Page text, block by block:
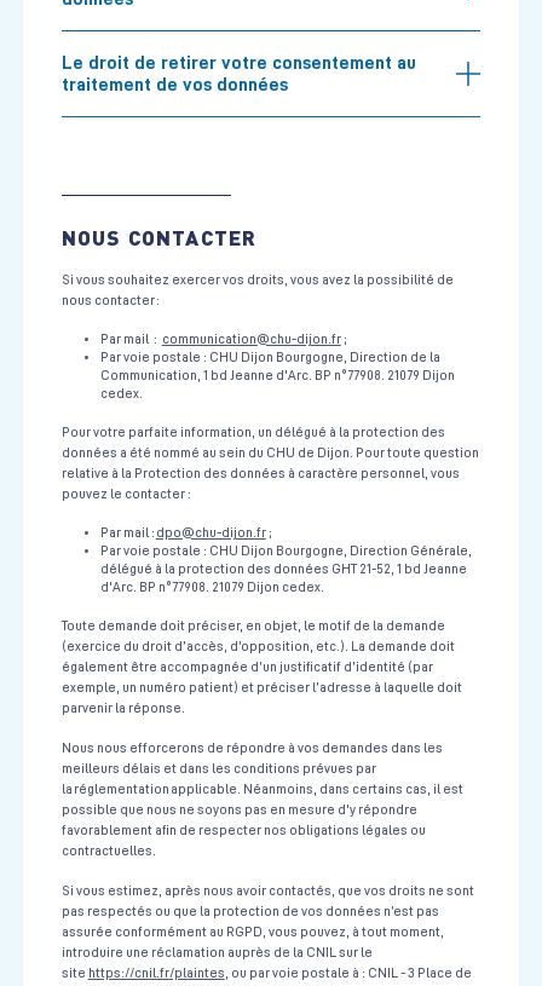
Le droit de retirer votre consentement au
traitement de vos données
NOUS CONTACTER
Si vous souhaitez exercer vos droits, vous avez la possibilité de
nous contacter :
Par mail : communication@chu-dijon.fr;
Par voie postale : CHU Dijon Bourgogne, Direction de la
Communication, 1 bd Jeanne d'Arc. BP n°77908. 21079 Dijon
cedex.
Pour votre parfaite information, un délégué à la protection des
données a été nommé au sein du CHU de Dijon. Pour toute question
relative à la Protection des données à caractère personnel, vous
pouvez le contacter :
Par mail : dpo@chu-dijon.fr;
Par voie postale : CHU Dijon Bourgogne, Direction Générale,
délégué à la protection des données GHT 21-52, 1 bd Jeanne
d'Arc. BP n°77908. 21079 Dijon cedex.
Toute demande doit préciser, en objet, le motif de la demande
(exercice du droit d’accès, d’opposition, etc.). La demande doit
également être accompagnée d’un justificatif d’identité (par
exemple, un numéro patient) et préciser l’adresse à laquelle doit
parvenir la réponse.
Nous nous efforcerons de répondre à vos demandes dans les
meilleurs délais et dans les conditions prévues par
la réglementation applicable. Néanmoins, dans certains cas, il est
possible que nous ne soyons pas en mesure d'y répondre
favorablement afin de respecter nos obligations légales ou
contractuelles.
Si vous estimez, après nous avoir contactés, que vos droits ne sont
pas respectés ou que la protection de vos données n’est pas
assurée conformément au RGPD, vous pouvez, à tout moment,
introduire une réclamation auprès de la CNIL sur le
site https://cnil.fr/plaintes, ou par voie postale à : CNIL - 3 Place de